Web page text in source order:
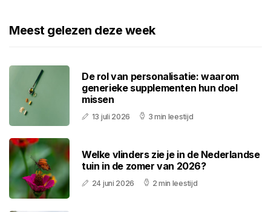
Meest gelezen deze week
De rol van personalisatie: waarom
generieke supplementen hun doel
missen
13 juli 2026 3 min leestijd
Welke vlinders zie je in de Nederlandse
tuin in de zomer van 2026?
24 juni 2026 2 min leestijd